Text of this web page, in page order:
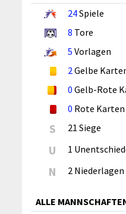
24Spiele
8 Tore
5 Vorlagen
2Gelbe
0 Gelb-Rote
0 Rote Karten
S 21 Siege
U 1
N 2 Niederlagen
ALLE